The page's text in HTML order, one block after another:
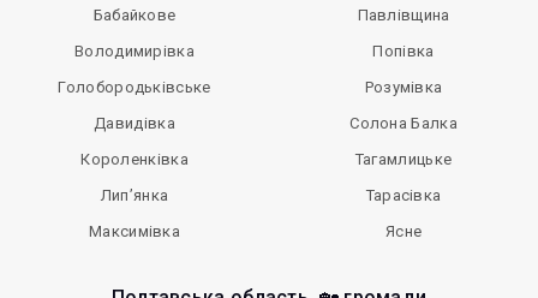
Бабайкове
Володимирівка
Голобородьківське
Давидівка
Короленківка
Лип’янка
Максимівка
Павлівщина
Попівка
Розумівка
Солона Балка
Тагамлицьке
Тарасівка
Ясне